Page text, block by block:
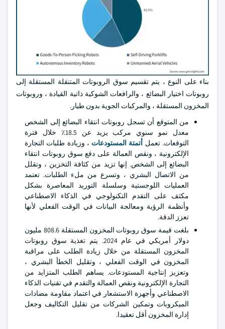
بناء على النوع ، يتم تقسيم سوق الروبوتات المتنقلة المستقلة إلى
روبوتات اختيار البضائع ، والرافعات الشوكية ذاتية القيادة ، وروبوتات
المخزون المستقلة ، والمركبات الجوية بدون طيار.
من المتوقع أن تسجل روبوتات انتقاء البضائع إلى الشخص
معدل نمو سنوي مركب يزيد عن 18.5٪ خلال فترة
التوقعات. تعمل أتمتة المستودعات ، وزيادة طلبات التجارة
الإلكترونية ، ونقص العمالة على دفع سوق روبوتات انتقاء
البضائع إلى الشخص. إنها تزيد من كثافة التخزين ، وتقلل
من الاتصال البشري ، وتسرع من ملء الطلبات. تعتمد
العمليات اللوجستية وسلسلة التوريد المعاصرة بشكل
مكثف على التقدم التكنولوجي في الذكاء الاصطناعي
وأنظمة الرؤية ومعالجة البيانات في الوقت الفعلي لأنها
تعزز الدقة.
بلغت قيمة سوق روبوتات المخزون المستقلة 808.6 مليون
دولار أمريكي في عام 2024. يتم تغذية سوق روبوتات
المخزون المستقلة من خلال زيادة الطلب على مراقبة
المخزون في الوقت الفعلي ، وتقليل الخطأ البشري ،
وتعزيز إنتاجية المستودعات. يساهم الطلب المتزايد من
التجارة الإلكترونية ونقص العمالة والتقدم في تقنيات الذكاء
الاصطناعي وأجهزة الاستشعار في اعتماد مقاومة مضادات
الميكروبات وتمكين الشركات من تقليل التكاليف وجعل
إدارة المخزون أقل تعقيدا.